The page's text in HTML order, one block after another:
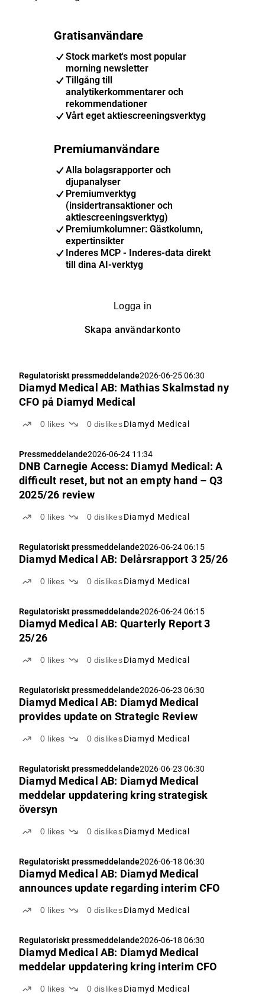
Gratisanvändare
Stock market's most popular
morning newsletter
Tillgång till
analytikerkommentarer och
rekommendationer
Vårt eget aktiescreeningsverktyg
Premiumanvändare
Alla bolagsrapporter och
djupanalyser
Premiumverktyg
(insidertransaktioner och
aktiescreeningsverktyg)
Premiumkolumner: Gästkolumn,
expertinsikter
Inderes MCP - Inderes-data direkt
till dina AI-verktyg
Logga in
Skapa användarkonto
Regulatoriskt pressmeddelande2026-06-25 06:30
Diamyd Medical AB: Mathias Skalmstad ny
CFO på Diamyd Medical
0 likes 0 dislikes Diamyd Medical
Pressmeddelande2026-06-24 11:34
DNB Carnegie Access: Diamyd Medical: A
difficult reset, but not an empty hand – Q3
2025/26 review
0 likes 0 dislikes Diamyd Medical
Regulatoriskt pressmeddelande2026-06-24 06:15
Diamyd Medical AB: Delårsrapport 3 25/26
0 likes 0 dislikes Diamyd Medical
Regulatoriskt pressmeddelande2026-06-24 06:15
Diamyd Medical AB: Quarterly Report 3
25/26
0 likes 0 dislikes Diamyd Medical
Regulatoriskt pressmeddelande2026-06-23 06:30
Diamyd Medical AB: Diamyd Medical
provides update on Strategic Review
0 likes 0 dislikes Diamyd Medical
Regulatoriskt pressmeddelande2026-06-23 06:30
Diamyd Medical AB: Diamyd Medical
meddelar uppdatering kring strategisk
översyn
0 likes 0 dislikes Diamyd Medical
Regulatoriskt pressmeddelande2026-06-18 06:30
Diamyd Medical AB: Diamyd Medical
announces update regarding interim CFO
0 likes 0 dislikes Diamyd Medical
Regulatoriskt pressmeddelande2026-06-18 06:30
Diamyd Medical AB: Diamyd Medical
meddelar uppdatering kring interim CFO
0 likes 0 dislikes Diamyd Medical